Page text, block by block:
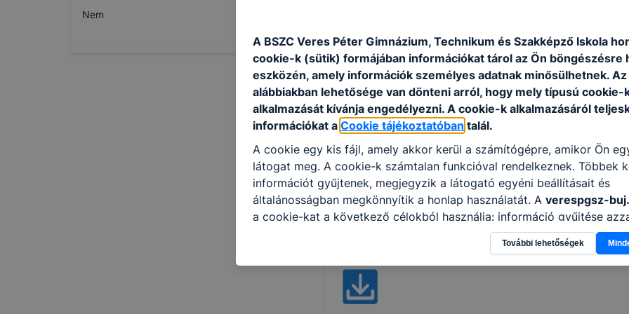
Nem
betartja és betartatja a munkabiztonsági és
ISKOLASPECIFIKUS INFORMÁCIÓK A KÉPZÉSHEZ
Kétéves képzés esti munkarendben.
A gyakorlati foglalkozásokat a saját tanműhelyben
partnereink egységeiben.
A szakmáról egy rövid tájékoztató
csatornánkon az ikonra vagy alábbi
Hegesztő szakma (bemutató videó) -
Jelentkezési lap 2022/2023. tanévre letölthető az
A BSZC Veres Péter Gimnázium, Technikum és Szakképző Iskola
cookie-k (sütik) formájában információkat tárol az Ön böngészésre
eszközén, amely információk személyes adatnak minősülhetnek. Az
alábbiakban lehetősége van dönteni arról, hogy mely típusú cookie-
alkalmazását kívánja engedélyezni. A cookie-k alkalmazásáról
információkat a Cookie tájékoztatóban talál.
A cookie egy kis fájl, amely akkor kerül a számítógépre, amikor Ön
látogat meg. A cookie-k számtalan funkcióval rendelkeznek. Többek
információt gyűjtenek, megjegyzik a látogató egyéni beállításait és
általánosságban megkönnyítik a honlap használatát. A verespgsz-
a cookie-kat a következő célokból használja: információ gyűjtése
kapcsolatban, hogyan használja Ön a honlapot -annak felmérésével,
honlap melyik részeit látogatja, vagy használja leginkább, így
hogyan biztosítsunk Önnek még jobb felhasználói élményt, ha ismét
oldalunkat, honlap fejlesztése. Hogyan ellenőrizheti és hogyan tudja
cookie-kat? Minden modern böngésző engedélyezi a cookie-k
További lehetőségek